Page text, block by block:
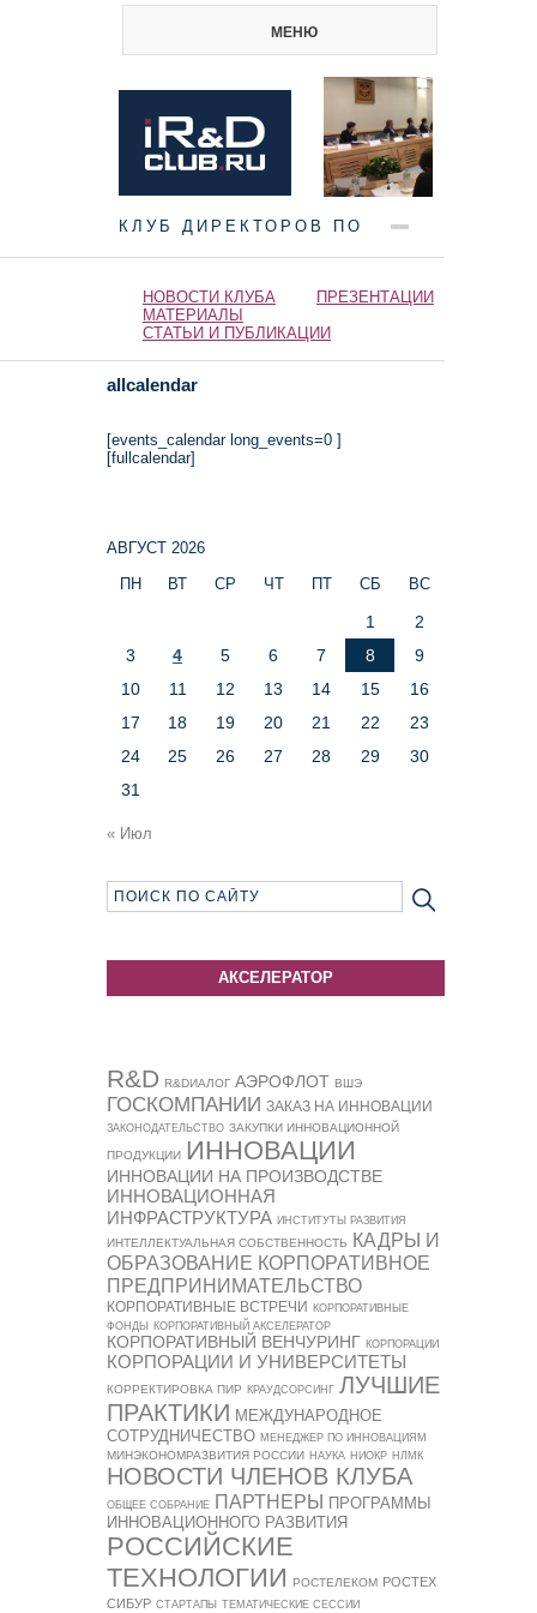
МЕНЮ
КЛУБ ДИРЕКТОРОВ ПО
НАУКЕ И ИННОВАЦИЯМ
НОВОСТИ КЛУБА
ПРЕЗЕНТАЦИИ
МАТЕРИАЛЫ
СТАТЬИ И ПУБЛИКАЦИИ
allcalendar
[events_calendar long_events=0 ]
[fullcalendar]
АВГУСТ 2026
ПН
ВТ СР ЧТ ПТ СБ ВС
1
2
3
4 5 6 7 8
9
10
11 12 13 14 15
16
17
18 19 20 21 22
23
24
25 26 27 28 29
30
31
« Июл
АКСЕЛЕРАТОР
R&D R&DИАЛОГ АЭРОФЛОТ ВШЭ
ГОСКОМПАНИИ ЗАКАЗ НА ИННОВАЦИИ
ЗАКОНОДАТЕЛЬСТВО ЗАКУПКИ ИННОВАЦИОННОЙ
ПРОДУКЦИИ ИННОВАЦИИ
ИННОВАЦИИ НА ПРОИЗВОДСТВЕ
ИННОВАЦИОННАЯ
ИНФРАСТРУКТУРА ИНСТИТУТЫ РАЗВИТИЯ
ИНТЕЛЛЕКТУАЛЬНАЯ СОБСТВЕННОСТЬ КАДРЫ И
ОБРАЗОВАНИЕ КОРПОРАТИВНОЕ
ПРЕДПРИНИМАТЕЛЬСТВО
КОРПОРАТИВНЫЕ ВСТРЕЧИ
КОРПОРАТИВНЫЕ
ФОНДЫ
КОРПОРАТИВНЫЙ АКСЕЛЕРАТОР
КОРПОРАТИВНЫЙ ВЕНЧУРИНГ КОРПОРАЦИИ
КОРПОРАЦИИ И УНИВЕРСИТЕТЫ
КОРРЕКТИРОВКА ПИР КРАУДСОРСИНГ ЛУЧШИЕ
ПРАКТИКИ МЕЖДУНАРОДНОЕ
СОТРУДНИЧЕСТВО МЕНЕДЖЕР ПО ИННОВАЦИЯМ
МИНЭКОНОМРАЗВИТИЯ РОССИИ НАУКА НИОКР НЛМК
НОВОСТИ ЧЛЕНОВ КЛУБА
ОБЩЕЕ СОБРАНИЕ ПАРТНЕРЫ
ПРОГРАММЫ
ИННОВАЦИОННОГО РАЗВИТИЯ
РОССИЙСКИЕ
ТЕХНОЛОГИИ
РОСТЕЛЕКОМ РОСТЕХ
СИБУР СТАРТАПЫ ТЕМАТИЧЕСКИЕ СЕССИИ